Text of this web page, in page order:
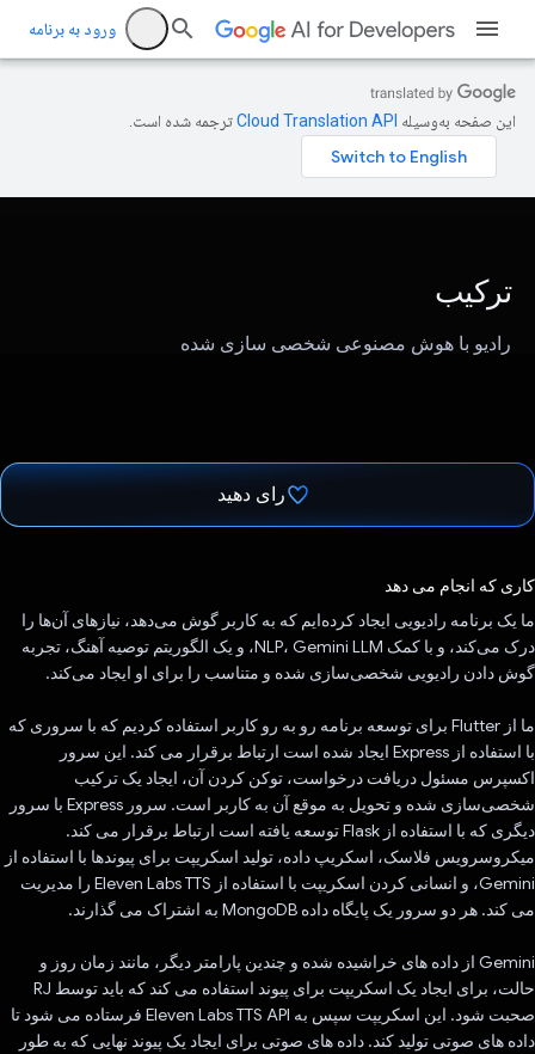
ورود به برنامه
این صفحه به‌وسیله ترجمه شده است.
ترکیب
رادیو با هوش مصنوعی شخصی سازی شده
رای دهید
کاری که انجام می دهد
ما یک برنامه رادیویی ایجاد کرده‌ایم که به کاربر گوش می‌دهد، نیازهای آن‌ها را
درک می‌کند، و با کمک NLP، Gemini LLM، و یک الگوریتم توصیه آهنگ، تجربه
گوش دادن رادیویی شخصی‌سازی شده و متناسب را برای او ایجاد می‌کند.
ما از Flutter برای توسعه برنامه رو به رو کاربر استفاده کردیم که با سروری که
با استفاده از Express ایجاد شده است ارتباط برقرار می کند. این سرور
اکسپرس مسئول دریافت درخواست، توکن کردن آن، ایجاد یک ترکیب
شخصی‌سازی شده و تحویل به موقع آن به کاربر است. سرور Express با سرور
دیگری که با استفاده از Flask توسعه یافته است ارتباط برقرار می کند.
میکروسرویس فلاسک، اسکریپ داده، تولید اسکریپت برای پیوندها با استفاده از
Gemini، و انسانی کردن اسکریپت با استفاده از Eleven Labs TTS را مدیریت
می کند. هر دو سرور یک پایگاه داده MongoDB به اشتراک می گذارند.
Gemini از داده های خراشیده شده و چندین پارامتر دیگر، مانند زمان روز و
حالت، برای ایجاد یک اسکریپت برای پیوند استفاده می کند که باید توسط RJ
صحبت شود. این اسکریپت سپس به Eleven Labs TTS API فرستاده می شود تا
داده های صوتی تولید کند. داده های صوتی برای ایجاد یک پیوند نهایی که به طور